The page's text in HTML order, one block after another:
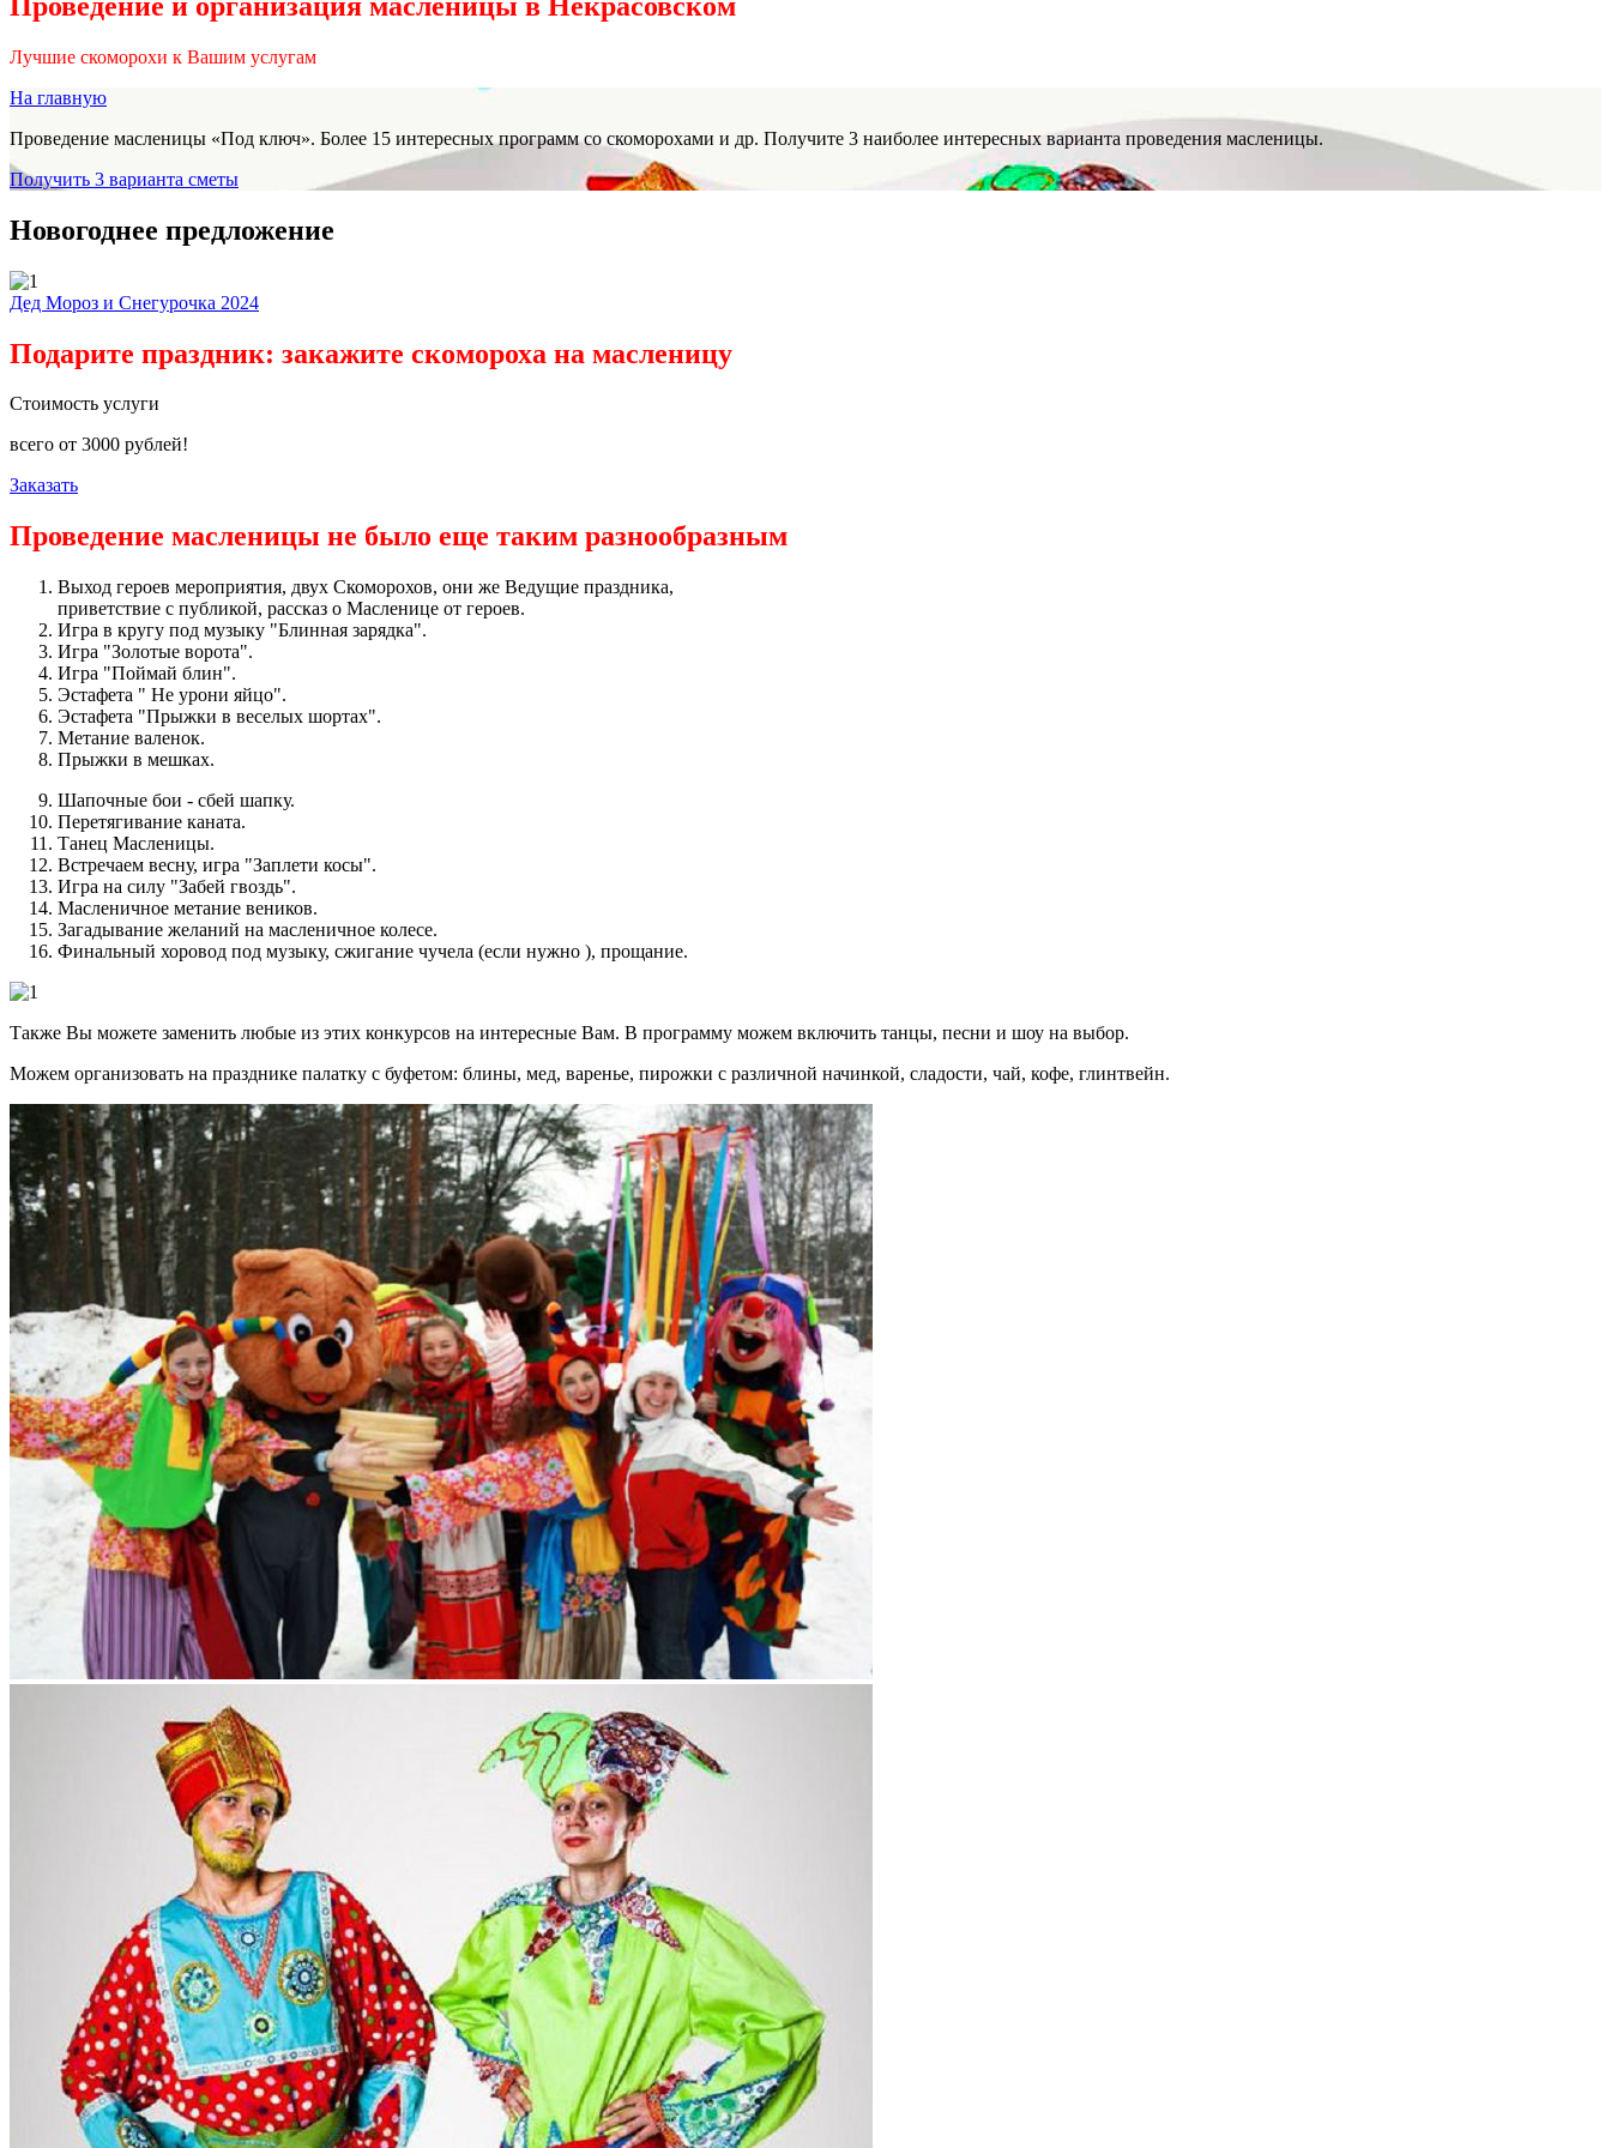
Лучшие скоморохи к Вашим услугам
На главную
Проведение масленицы «Под ключ». Более 15 интересных программ со скоморохами и др. Получите 3 наиболее интересных варианта проведения масленицы.
Получить 3 варианта сметы
Новогоднее предложение
Дед Мороз и Снегурочка 2024
Подарите праздник: закажите скомороха на масленицу
Стоимость услуги
всего от 3000 рублей!
Заказать
Проведение масленицы не было еще таким разнообразным
Выход героев мероприятия, двух Скоморохов, они же Ведущие праздника,
приветствие с публикой, рассказ о Масленице от героев.
Игра в кругу под музыку "Блинная зарядка".
Игра "Золотые ворота".
Игра "Поймай блин".
Эстафета " Не урони яйцо".
Эстафета "Прыжки в веселых шортах".
Метание валенок.
Прыжки в мешках.
Шапочные бои - сбей шапку.
Перетягивание каната.
Танец Масленицы.
Встречаем весну, игра "Заплети косы".
Игра на силу "Забей гвоздь".
Масленичное метание веников.
Загадывание желаний на масленичное колесе.
Финальный хоровод под музыку, сжигание чучела (если нужно ), прощание.
Также Вы можете заменить любые из этих конкурсов на интересные Вам. В программу можем включить танцы, песни и шоу на выбор.
Можем организовать на празднике палатку с буфетом: блины, мед, варенье, пирожки с различной начинкой, сладости, чай, кофе, глинтвейн.